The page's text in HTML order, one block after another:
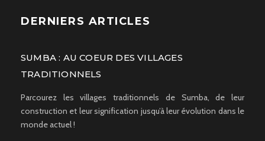
DERNIERS ARTICLES
SUMBA : AU COEUR DES VILLAGES
TRADITIONNELS
Parcourez les villages traditionnels de Sumba, de leur
construction et leur signification jusqu’à leur évolution dans le
monde actuel !